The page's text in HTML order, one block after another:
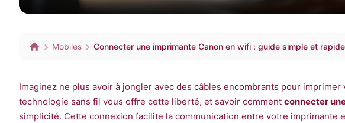
Mobiles Connecter une imprimante Canon en wifi : guide simple et rapide
Imaginez ne plus avoir à jongler avec des câbles encombrants pour
technologie sans fil vous offre cette liberté, et savoir comment connecter
simplicité. Cette connexion facilite la communication entre votre imprimante